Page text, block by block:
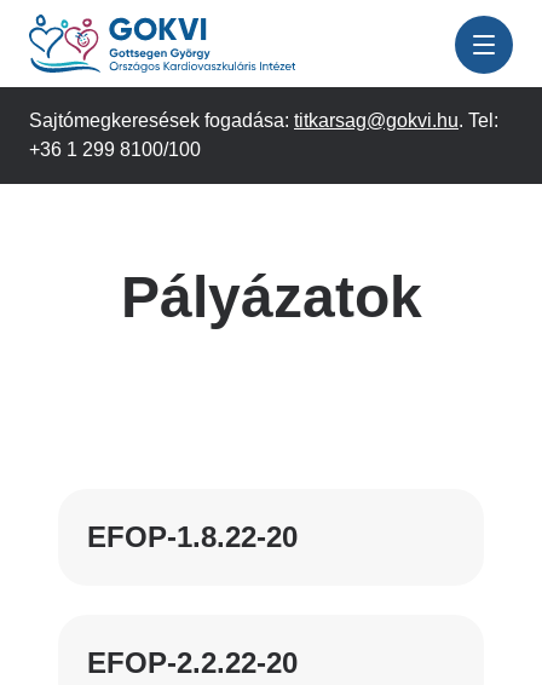
Ugrás
tartalomra
Sajtómegkeresések fogadása: titkarsag@gokvi.hu. Tel:
+36 1 299 8100/100
Pályázatok
EFOP-1.8.22-20
EFOP-2.2.22-20